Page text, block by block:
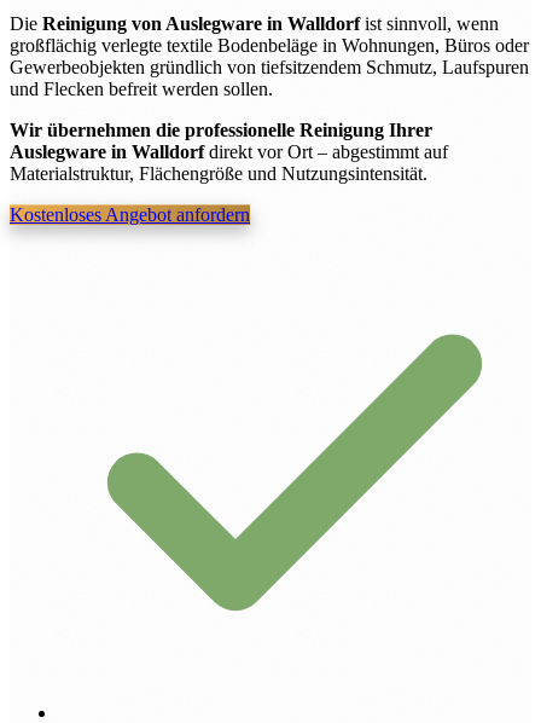
Die Reinigung von Auslegware in Walldorfist sinnvoll, wenn
großflächig verlegte textile Bodenbeläge in Wohnungen, Büros oder
Gewerbeobjekten gründlich von tiefsitzendem Schmutz, Laufspuren
und Flecken befreit werden sollen.
Wir übernehmen die professionelle Reinigung Ihrer
Auslegware in Walldorfdirekt vor Ort – abgestimmt auf
Materialstruktur, Flächengröße und Nutzungsintensität.
Kostenloses Angebot anfordern